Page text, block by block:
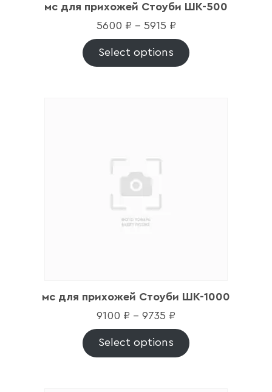
мс для прихожей Стоуби ШК-500
5600 ₽ – 5915 ₽
Select options
мс для прихожей Стоуби ШК-1000
9100 ₽ – 9735 ₽
Select options